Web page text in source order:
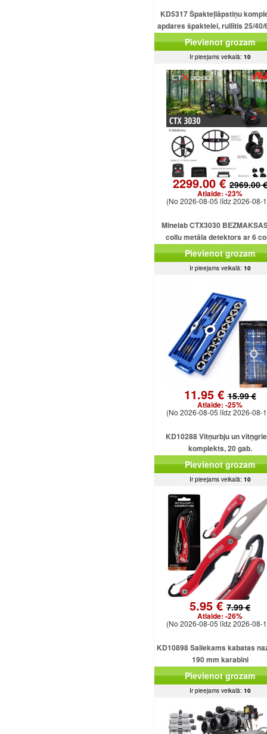
KD5317 Špakteļlāpstiņu
apdares špaktelei, rullītis 25/40/
cm.
Pievienot grozam
Ir pieejams veikalā: 10
2299.00 €2969.00 €
Atlaide: -23%
(No 2026-08-05 līdz 2026-08-
Minelab CTX3030
collu metāla detektors ar 6
dubultdimensiju spolēm
Pievienot grozam
Ir pieejams veikalā: 10
11.95 €15.99 €
Atlaide: -25%
(No 2026-08-05 līdz 2026-08-
KD10288 Vītņurbju un
komplekts, 20 gab.
Pievienot grozam
Ir pieejams veikalā: 10
5.95 €7.99 €
Atlaide: -26%
(No 2026-08-05 līdz 2026-08-
KD10898 Saliekams kabatas
190 mm karabīni
Pievienot grozam
Ir pieejams veikalā: 10